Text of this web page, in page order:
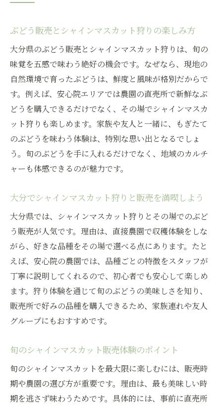
ぶどう販売とシャインマスカット狩りの楽しみ方
大分県のぶどう販売とシャインマスカット狩りは、旬の
味覚を五感で味わう絶好の機会です。なぜなら、現地の
自然環境で育ったぶどうは、鮮度と風味が格別だからで
す。例えば、安心院エリアでは農園の直売所で新鮮なぶ
どうを購入できるだけでなく、その場でシャインマスカ
ット狩りも楽しめます。家族や友人と一緒に、もぎたて
のぶどうを味わう体験は、特別な思い出となるでしょ
う。旬のぶどうを手に入れるだけでなく、地域のカルチ
ャーも体感できるのが魅力です。
大分でシャインマスカット狩りと販売を満喫しよう
大分県では、シャインマスカット狩りとその場でのぶど
う販売が人気です。理由は、直接農園で収穫体験をしな
がら、好きな品種をその場で選べる点にあります。たと
えば、安心院の農園では、品種ごとの特徴をスタッフが
丁寧に説明してくれるので、初心者でも安心して楽しめ
ます。狩り体験を通じて旬のぶどうの美味しさを知り、
販売所で好みの品種を購入できるため、家族連れや友人
グループにもおすすめです。
旬のシャインマスカット販売体験のポイント
旬のシャインマスカットを最大限に楽しむには、販売時
期や農園の選び方が重要です。理由は、最も美味しい時
期を逃さず味わうためです。具体的には、事前に直売所